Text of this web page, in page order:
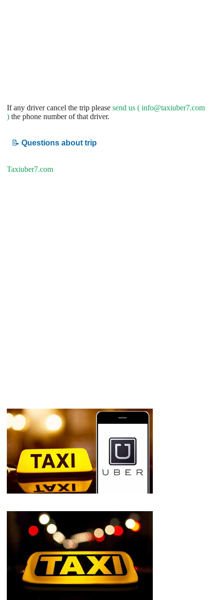
If any driver cancel the trip please send us ( info@taxiuber7.com
) the phone number of that driver.
📝 Questions about trip
Taxiuber7.com